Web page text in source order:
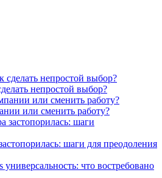
непростой выбор?
или сменить работу?
шаги для преодоления